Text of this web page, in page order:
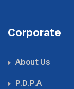
Corporate
About Us
P.D.P.A